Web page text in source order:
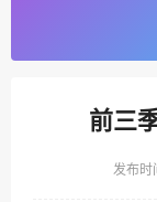
前三
发布